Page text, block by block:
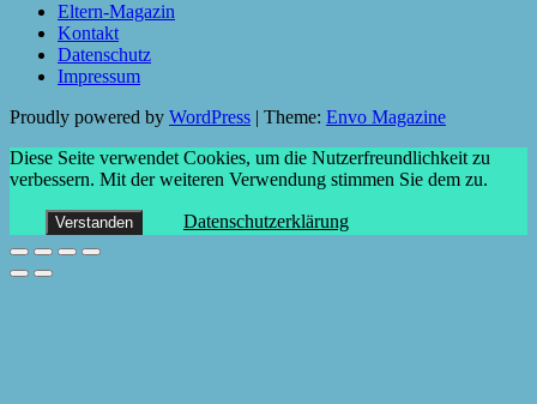
Eltern-Magazin
Kontakt
Datenschutz
Impressum
Proudly powered by WordPress Theme: Envo Magazine
Diese Seite verwendet Cookies, um die Nutzerfreundlichkeit zu
verbessern. Mit der weiteren Verwendung stimmen Sie dem zu.
Verstanden Datenschutzerklärung